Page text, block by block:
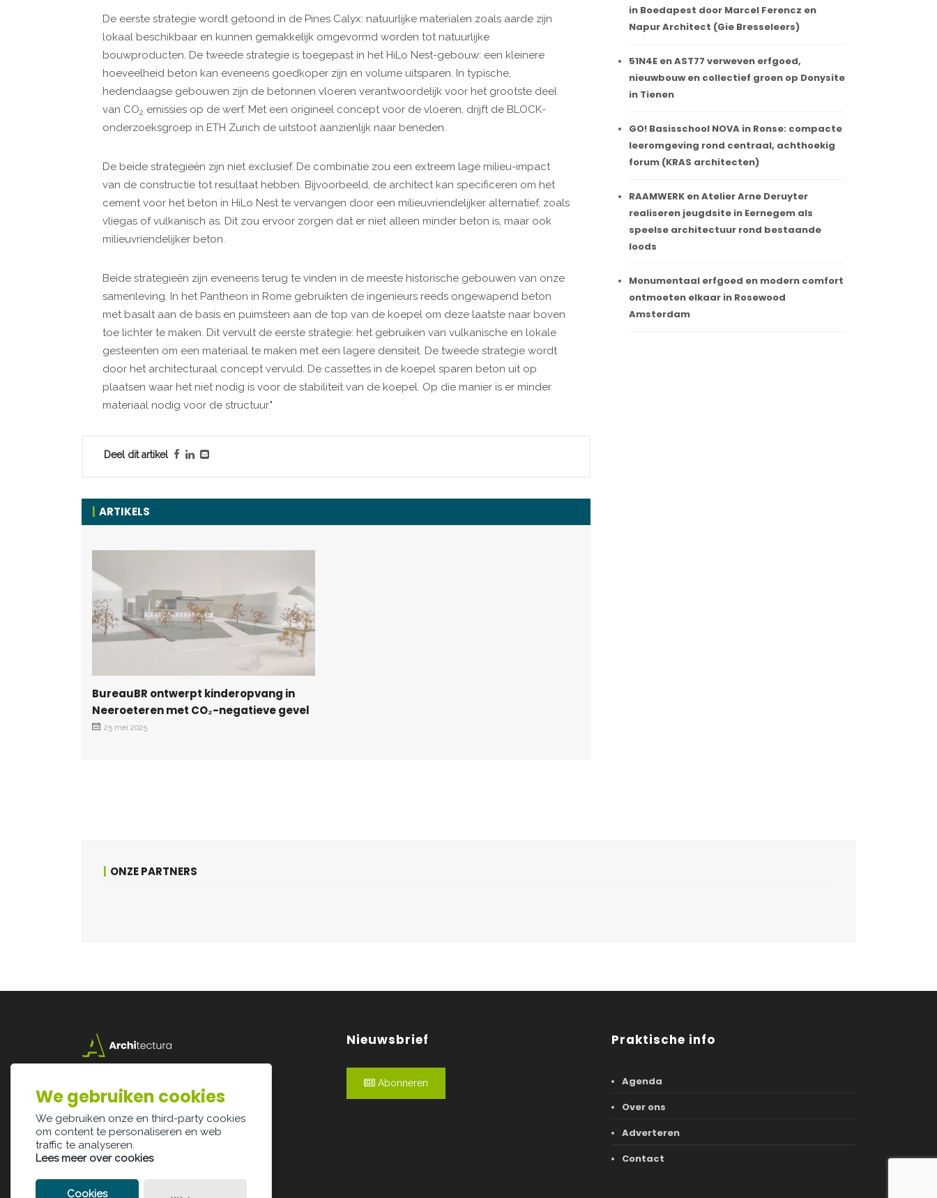
De eerste strategie wordt getoond in de Pines Calyx: natuurlijke materialen zoals aarde zijn
lokaal beschikbaar en kunnen gemakkelijk omgevormd worden tot natuurlijke
bouwproducten. De tweede strategie is toegepast in het HiLo Nest-gebouw: een kleinere
hoeveelheid beton kan eveneens goedkoper zijn en volume uitsparen. In typische,
hedendaagse gebouwen zijn de betonnen vloeren verantwoordelijk voor het grootste deel
van CO2 emissies op de werf. Met een origineel concept voor de vloeren, drijft de BLOCK-
onderzoeksgroep in ETH Zurich de uitstoot aanzienlijk naar beneden.
De beide strategieën zijn niet exclusief. De combinatie zou een extreem lage milieu-impact
van de constructie tot resultaat hebben. Bijvoorbeeld, de architect kan specificeren om het
cement voor het beton in HiLo Nest te vervangen door een milieuvriendelijker alternatief, zoals
vliegas of vulkanisch as. Dit zou ervoor zorgen dat er niet alleen minder beton is, maar ook
milieuvriendelijker beton.
Beide strategieën zijn eveneens terug te vinden in de meeste historische gebouwen van onze
samenleving. In het Pantheon in Rome gebruikten de ingenieurs reeds ongewapend beton
met basalt aan de basis en puimsteen aan de top van de koepel om deze laatste naar boven
toe lichter te maken. Dit vervult de eerste strategie: het gebruiken van vulkanische en lokale
gesteenten om een materiaal te maken met een lagere densiteit. De tweede strategie wordt
door het architecturaal concept vervuld. De cassettes in de koepel sparen beton uit op
plaatsen waar het niet nodig is voor de stabiliteit van de koepel. Op die manier is er minder
materiaal nodig voor de structuur."
Deel dit artikel
ARTIKELS
BureauBR ontwerpt kinderopvang in
Neeroeteren met CO₂-negatieve gevel
25 mei 2025
in Boedapest door Marcel Ferencz en
Napur Architect (Gie Bresseleers)
51N4E en AST77 verweven erfgoed,
nieuwbouw en collectief groen op Donysite
in Tienen
GO! Basisschool NOVA in Ronse: compacte
leeromgeving rond centraal, achthoekig
forum (KRAS architecten)
RAAMWERK en Atelier Arne Deruyter
realiseren jeugdsite in Eernegem als
speelse architectuur rond bestaande
loods
Monumentaal erfgoed en modern comfort
ontmoeten elkaar in Rosewood
Amsterdam
ONZE PARTNERS
3500 Hasselt
info@architectura.be
Nieuwsbrief
Abonneren
Praktische info
Agenda
Over ons
Adverteren
Contact
We gebruiken cookies
We gebruiken onze en third-party cookies
om content te personaliseren en web
traffic te analyseren.
Lees meer over cookies
Cookies